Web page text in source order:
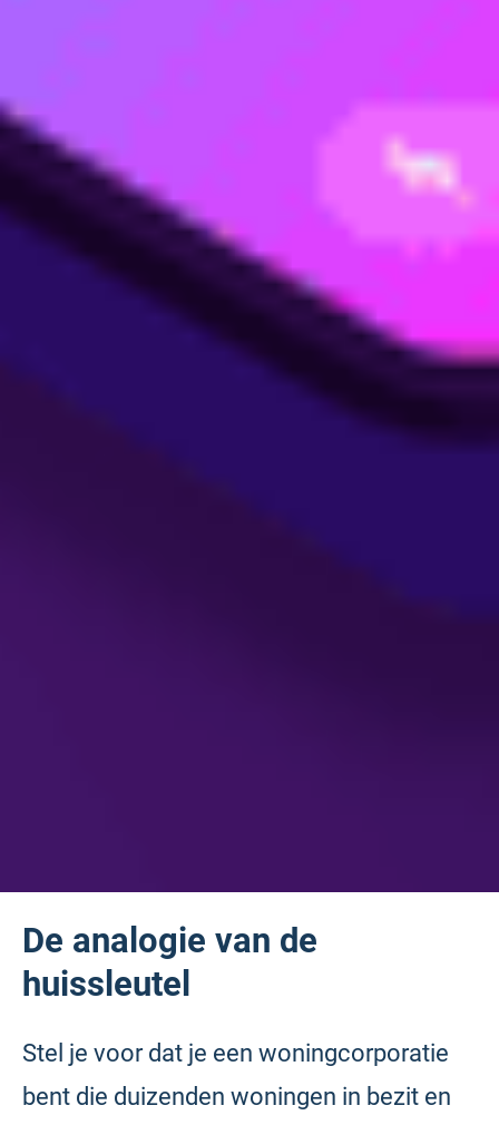
De analogie van de
huissleutel
Stel je voor dat je een woningcorporatie
bent die duizenden woningen in bezit en